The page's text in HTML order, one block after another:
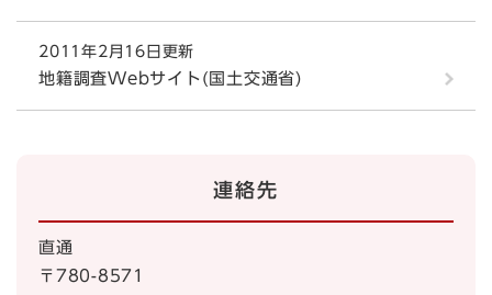
2011年2月16日更新
地籍調査Webサイト(国土交通省)
連絡先
直通
〒780-8571